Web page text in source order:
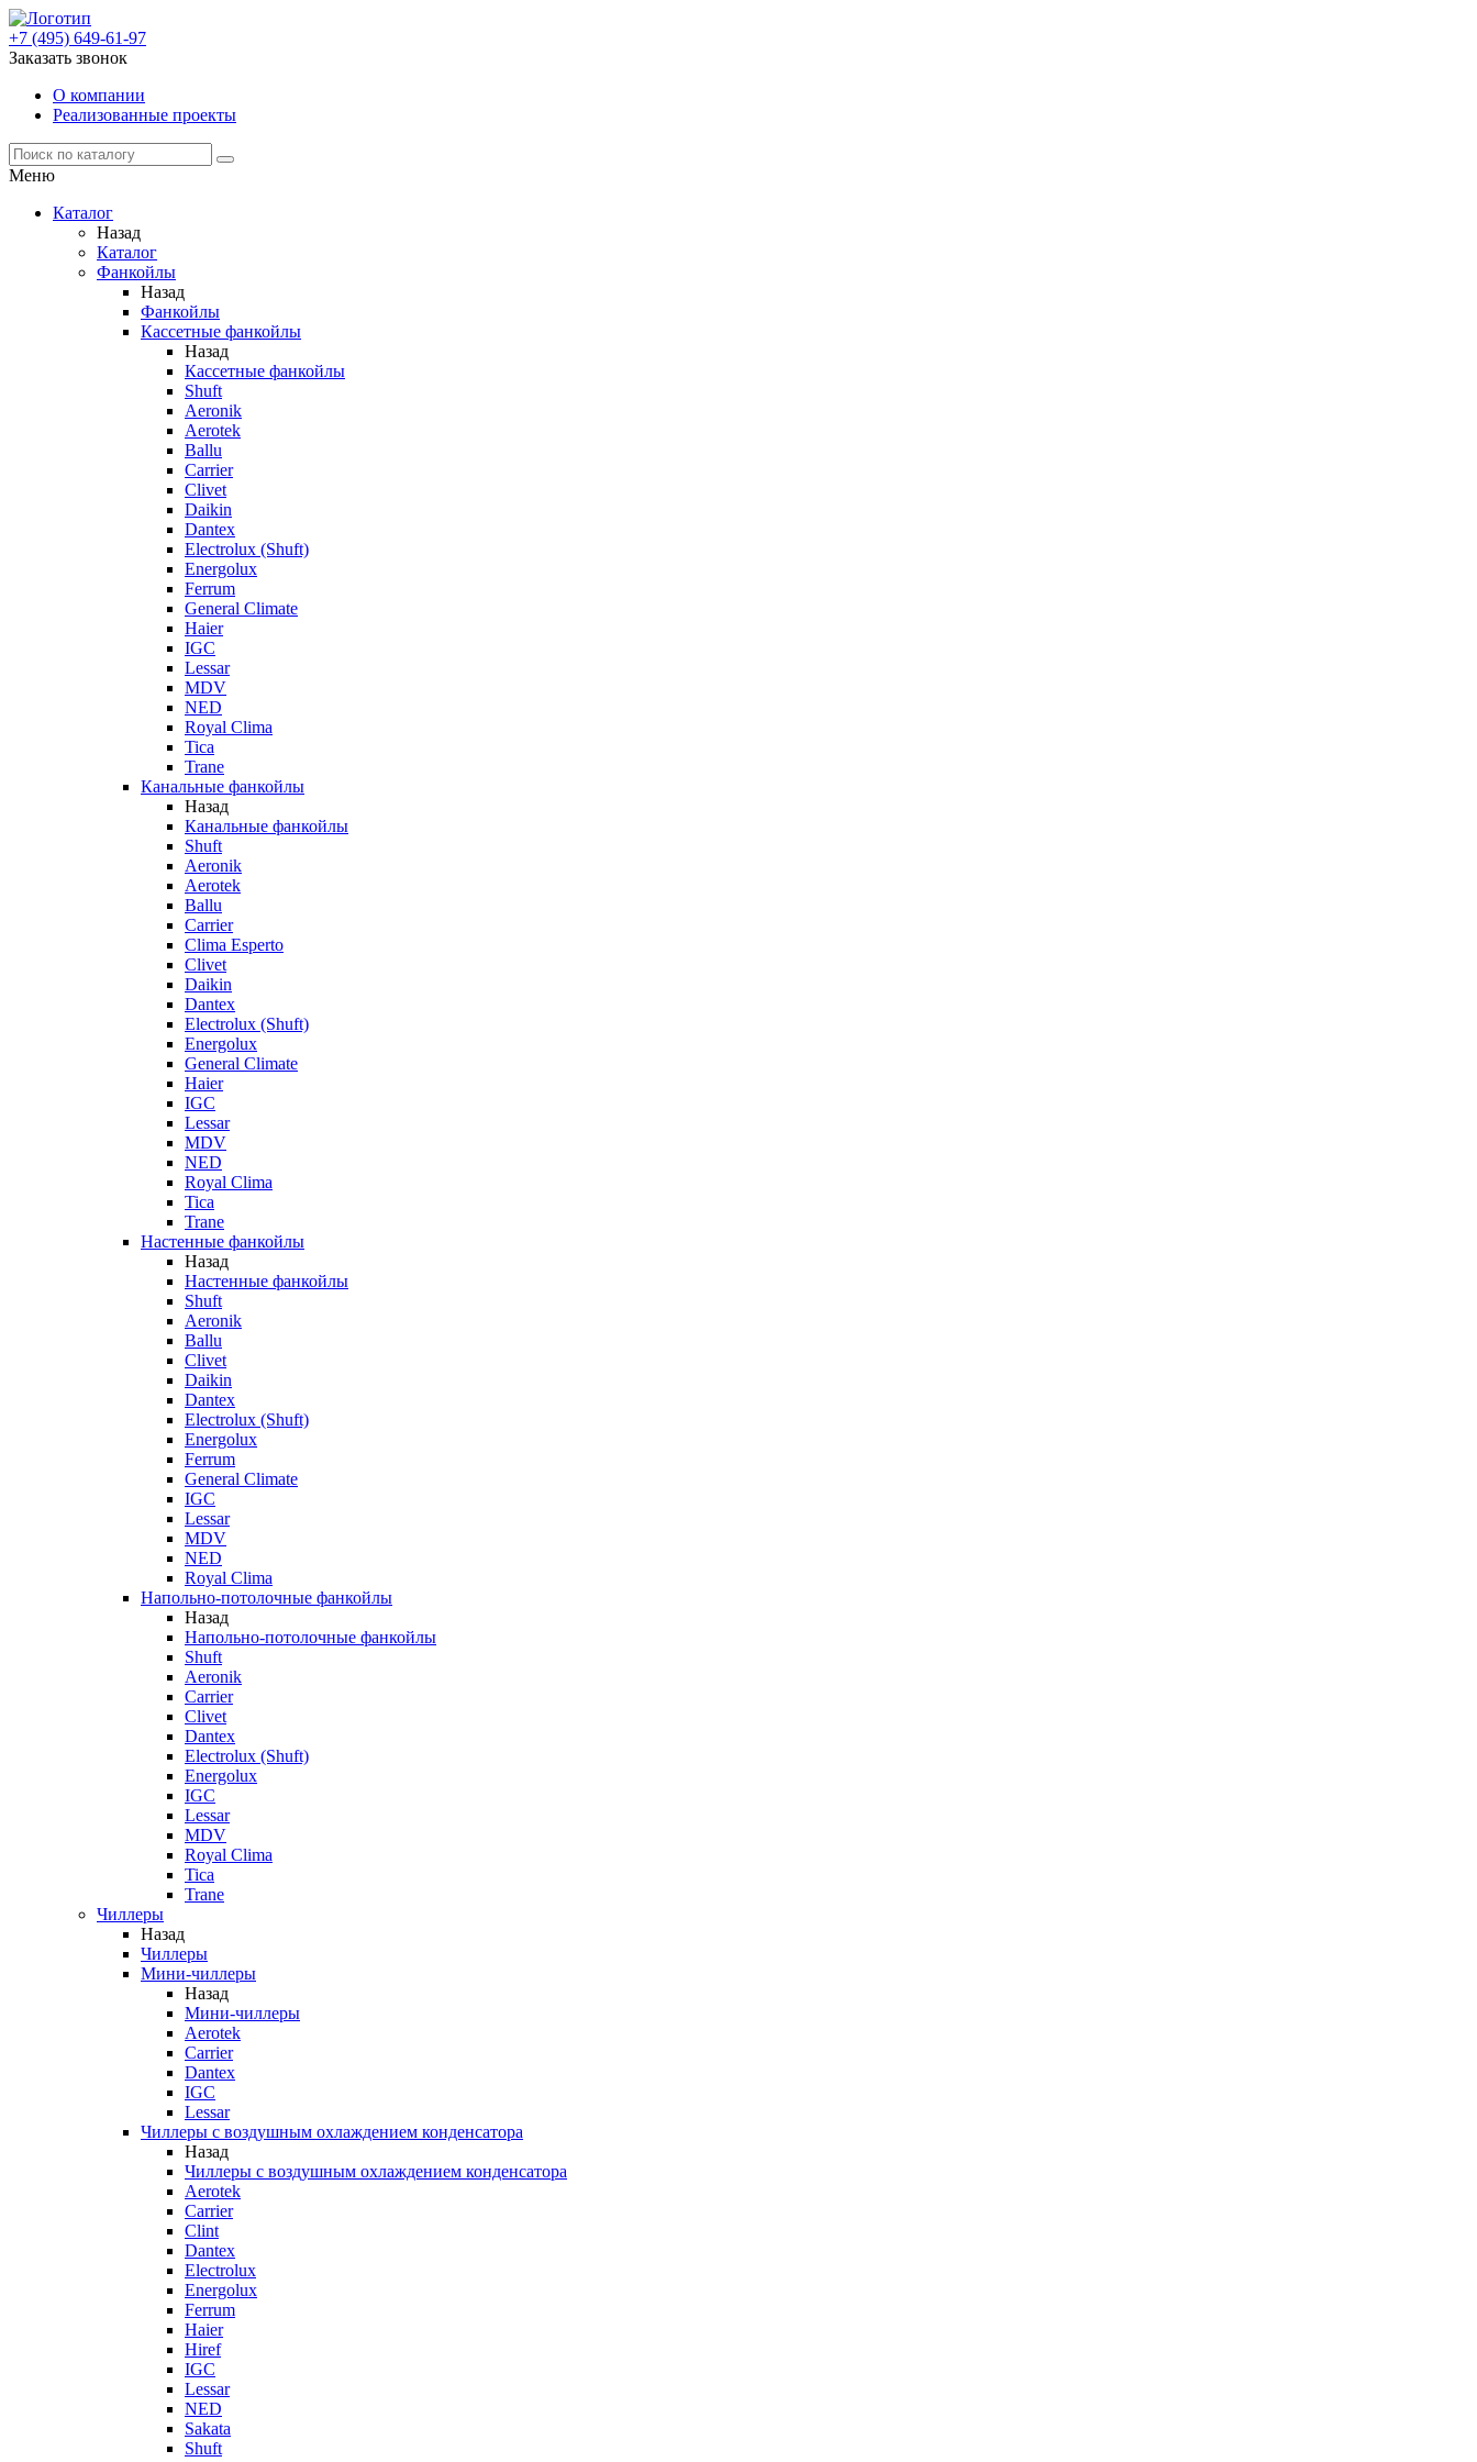
+7 (495) 649-61-97
Заказать звонок
О компании
Реализованные проекты
Меню
Каталог
Назад
Каталог
Фанкойлы
Назад
Фанкойлы
Кассетные фанкойлы
Назад
Кассетные фанкойлы
Shuft
Aeronik
Aerotek
Ballu
Carrier
Clivet
Daikin
Dantex
Electrolux (Shuft)
Energolux
Ferrum
General Climate
Haier
IGC
Lessar
MDV
NED
Royal Clima
Tica
Trane
Канальные фанкойлы
Назад
Канальные фанкойлы
Shuft
Aeronik
Aerotek
Ballu
Carrier
Clima Esperto
Clivet
Daikin
Dantex
Electrolux (Shuft)
Energolux
General Climate
Haier
IGC
Lessar
MDV
NED
Royal Clima
Tica
Trane
Настенные фанкойлы
Назад
Настенные фанкойлы
Shuft
Aeronik
Ballu
Clivet
Daikin
Dantex
Electrolux (Shuft)
Energolux
Ferrum
General Climate
IGC
Lessar
MDV
NED
Royal Clima
Напольно-потолочные фанкойлы
Назад
Напольно-потолочные фанкойлы
Shuft
Aeronik
Carrier
Clivet
Dantex
Electrolux (Shuft)
Energolux
IGC
Lessar
MDV
Royal Clima
Tica
Trane
Чиллеры
Назад
Чиллеры
Мини-чиллеры
Назад
Мини-чиллеры
Aerotek
Carrier
Dantex
IGC
Lessar
Чиллеры с воздушным охлаждением конденсатора
Назад
Чиллеры с воздушным охлаждением конденсатора
Aerotek
Carrier
Clint
Dantex
Electrolux
Energolux
Ferrum
Haier
Hiref
IGC
Lessar
NED
Sakata
Shuft